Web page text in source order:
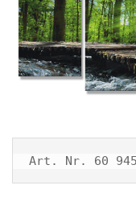
Art. Nr. 60